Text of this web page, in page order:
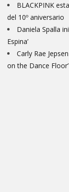
BLACKPINK
del 10º aniversario
Daniela Spalla
Espina’
Carly Rae
on the Dance Floor’